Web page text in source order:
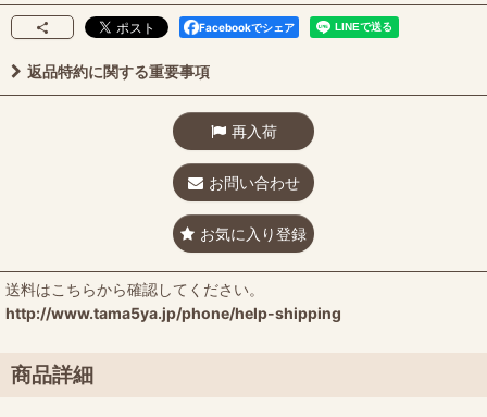
Facebookでシェア
返品特約に関する重要事項
再入荷
お問い合わせ
お気に入り登録
送料はこちらから確認してください。
http://www.tama5ya.jp/phone/help-shipping
商品詳細